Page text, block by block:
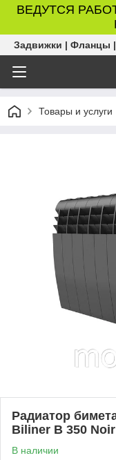
ВЕДУТСЯ
Задвижки | Фланцы
Товары и услуги
Радиатор
Biliner B 350
В наличии